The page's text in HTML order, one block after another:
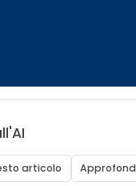
articolo